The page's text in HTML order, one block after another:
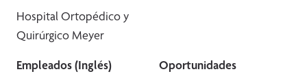
Hospital Ortopédico y
Quirúrgico Meyer
Empleados (Inglés)
Oportunidades